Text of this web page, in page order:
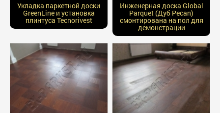
Укладка паркетной доски
GreenLine и установка
плинтуса Tecnorivest
Инженерная доска Global
Parquet (Дуб Pecan)
смонтирована на пол для
демонстрации